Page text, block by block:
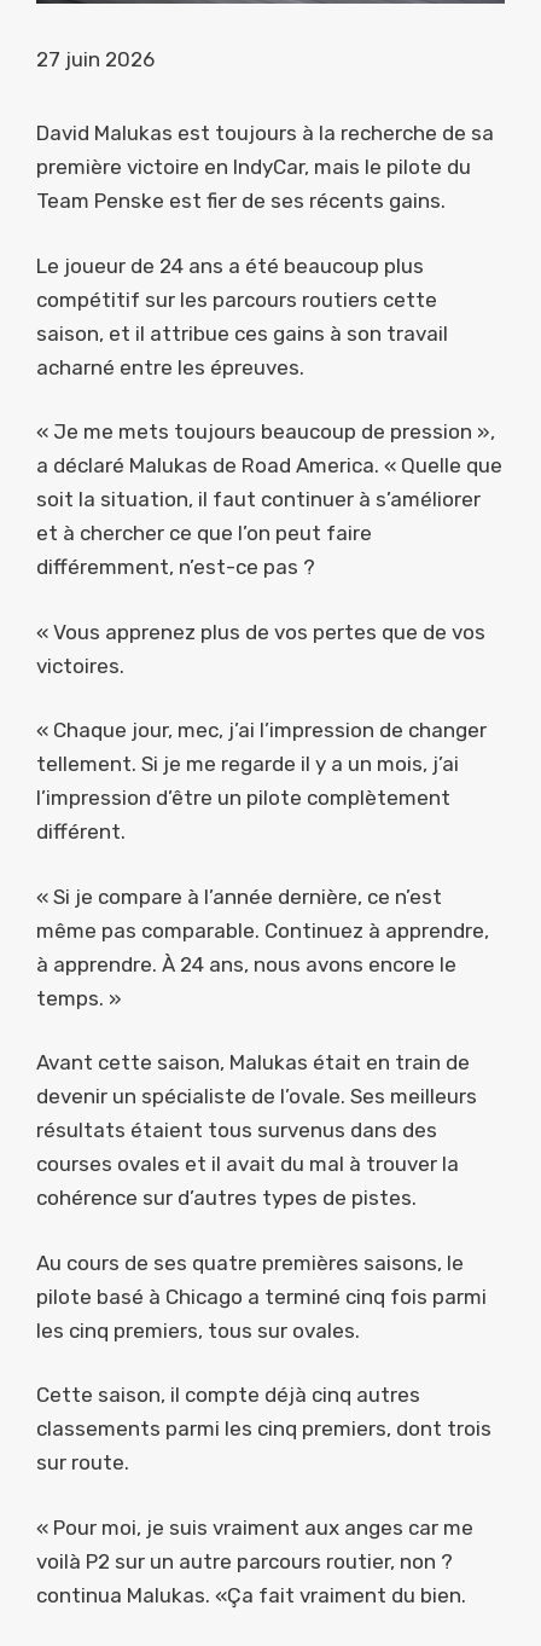
27 juin 2026
David Malukas est toujours à la recherche de sa
première victoire en IndyCar, mais le pilote du
Team Penske est fier de ses récents gains.
Le joueur de 24 ans a été beaucoup plus
compétitif sur les parcours routiers cette
saison, et il attribue ces gains à son travail
acharné entre les épreuves.
« Je me mets toujours beaucoup de pression »,
a déclaré Malukas de Road America. « Quelle que
soit la situation, il faut continuer à s’améliorer
et à chercher ce que l’on peut faire
différemment, n’est-ce pas ?
« Vous apprenez plus de vos pertes que de vos
victoires.
« Chaque jour, mec, j’ai l’impression de changer
tellement. Si je me regarde il y a un mois, j’ai
l’impression d’être un pilote complètement
différent.
« Si je compare à l’année dernière, ce n’est
même pas comparable. Continuez à apprendre,
à apprendre. À 24 ans, nous avons encore le
temps. »
Avant cette saison, Malukas était en train de
devenir un spécialiste de l’ovale. Ses meilleurs
résultats étaient tous survenus dans des
courses ovales et il avait du mal à trouver la
cohérence sur d’autres types de pistes.
Au cours de ses quatre premières saisons, le
pilote basé à Chicago a terminé cinq fois parmi
les cinq premiers, tous sur ovales.
Cette saison, il compte déjà cinq autres
classements parmi les cinq premiers, dont trois
sur route.
« Pour moi, je suis vraiment aux anges car me
voilà P2 sur un autre parcours routier, non ?
continua Malukas. «Ça fait vraiment du bien.